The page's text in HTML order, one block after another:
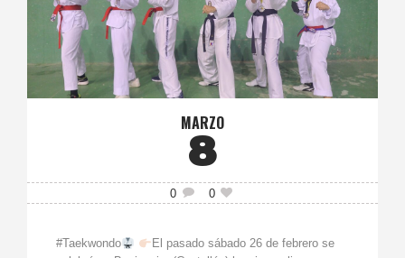
MARZO
8
0 0
#Taekwondo
El pasado sábado 26 de febrero se